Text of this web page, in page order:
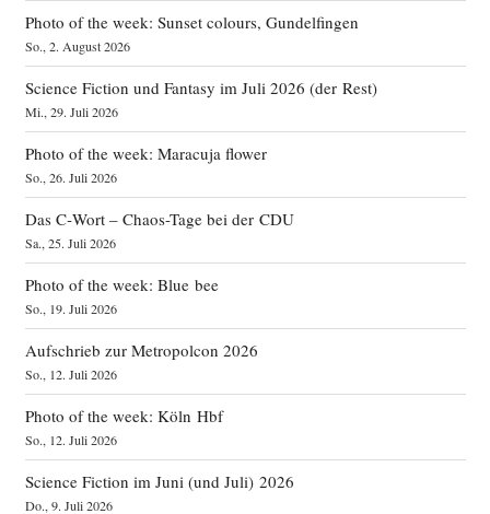
Photo of the week: Sunset colours, Gundelfingen
So., 2. August 2026
Science Fiction und Fantasy im Juli 2026 (der Rest)
Mi., 29. Juli 2026
Photo of the week: Maracuja flower
So., 26. Juli 2026
Das C‑Wort – Chaos-Tage bei der CDU
Sa., 25. Juli 2026
Photo of the week: Blue bee
So., 19. Juli 2026
Aufschrieb zur Metropolcon 2026
So., 12. Juli 2026
Photo of the week: Köln Hbf
So., 12. Juli 2026
Science Fiction im Juni (und Juli) 2026
Do., 9. Juli 2026